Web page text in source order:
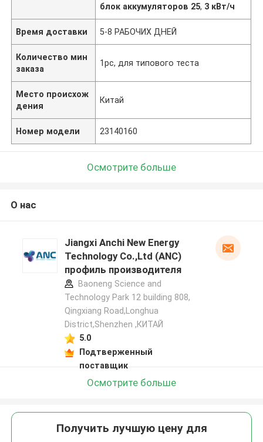
блок аккумуляторов 25, 3 кВт/ч
Время доставки 5-8 РАБОЧИХ ДНЕЙ
Количество мин
заказа
1pc, для типового теста
Место происхож
дения
Китай
Номер модели 23140160
Осмотрите больше
О нас
Jiangxi Anchi New Energy
Technology Co.,Ltd (ANC)
профиль производителя
Baoneng Science and
Technology Park 12 building 808,
Qingxiang Road,Longhua
District,Shenzhen ,КИТАЙ
5.0
Подтверженный
поставщик
Осмотрите больше
Получить лучшую цену для